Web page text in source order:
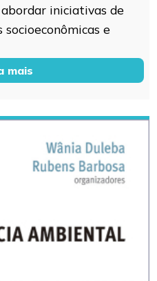
iniciativas de
e
mais